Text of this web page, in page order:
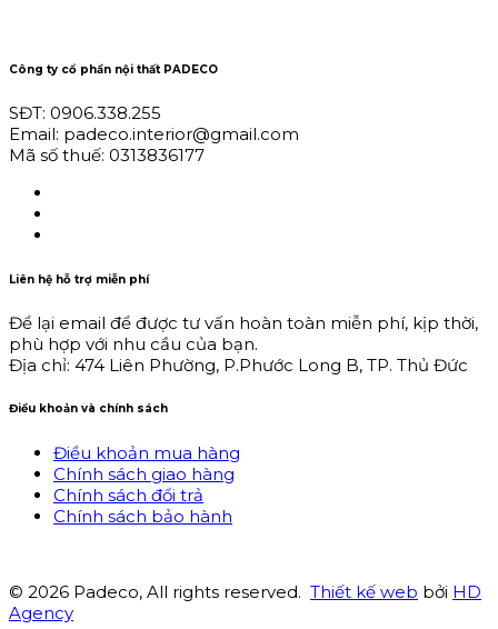
Công ty cổ phần nội thất PADECO
SĐT: 0906.338.255
Email: padeco.interior@gmail.com
Mã số thuế: 0313836177
Liên hệ hỗ trợ miễn phí
Để lại email để được tư vấn hoàn toàn miễn phí, kịp thời,
phù hợp với nhu cầu của bạn.
Địa chỉ: 474 Liên Phường, P.Phước Long B, TP. Thủ Đức
Điều khoản và chính sách
Điều khoản mua hàng
Chính sách giao hàng
Chính sách đổi trả
Chính sách bảo hành
© 2026 Padeco, All rights reserved. Thiết kế web bởi HD
Agency